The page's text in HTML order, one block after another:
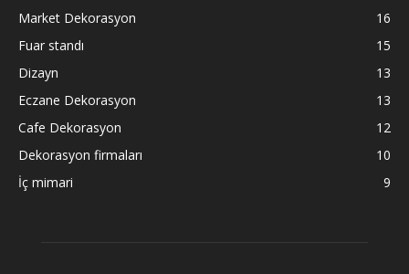
Market Dekorasyon
16
Fuar standı
15
Dizayn
13
Eczane Dekorasyon
13
Cafe Dekorasyon
12
Dekorasyon firmaları
10
İç mimari
9